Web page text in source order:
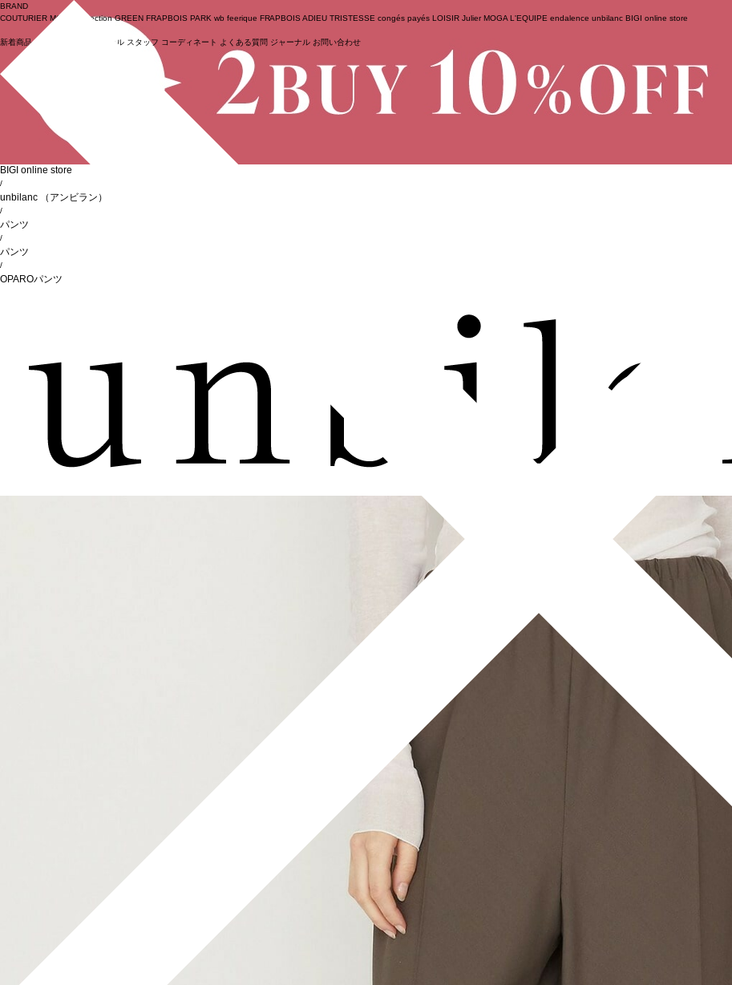
ログイン
BRAND
COUTURIER MOGA Collection GREEN FRAPBOIS PARK wb feerique FRAPBOIS ADIEU TRISTESSE congés payés LOISIR Julier MOGA L'EQUIPE endalence unbilanc BIGI online store
新着商品 (ライブ) セール スタッフ コーディネート よくある質問 ジャーナル お問い合わせ
BIGI online store
/
unbilanc （アンビラン）
/
パンツ
/
パンツ
/
OPAROパンツ